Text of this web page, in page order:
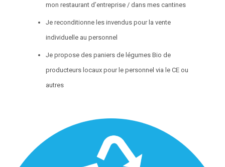
mon restaurant d’entreprise / dans mes cantines
Je reconditionne les invendus pour la vente
individuelle au personnel
Je propose des paniers de légumes Bio de
producteurs locaux pour le personnel via le CE ou
autres